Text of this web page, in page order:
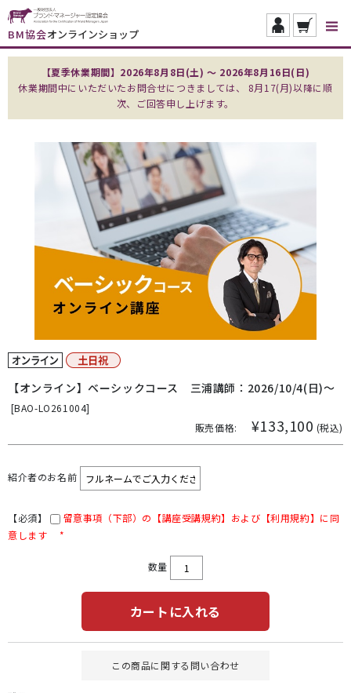
BM協会オンラインショップ
【夏季休業期間】2026年8月8日(土) ～ 2026年8月16日(日)
休業期間中にいただいたお問合せにつきましては、 8月17(月)以降に順
次、ご回答申し上げます。
【オンライン】ベーシックコース 三浦講師：2026/10/4(日)～
[BAO-LO261004]
販売価格:
¥133,100 (税込)
紹介者のお名前
【必須】
留意事項（下部）の【講座受講規約】および【利用規約】に同
意します
*
数量
カートに入れる
この商品に関する問い合わせ